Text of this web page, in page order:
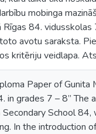
mobinga
Rīgas 84.
avotu saraksta.
kritēriju veidlapa.
Paper of Gunita
in grades 7 – 8”
School
In the introduction